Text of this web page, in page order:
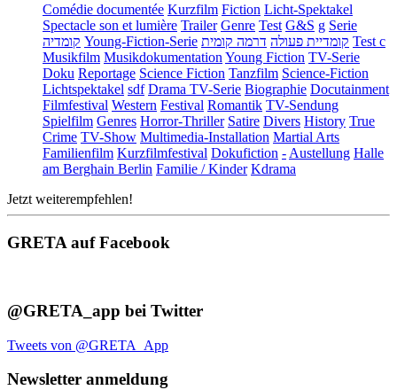
Comédie documentée Kurzfilm Fiction Licht-Spektakel
Spectacle son et lumière Trailer Genre Test G&S g Serie
קומדיה Young-Fiction-Serie קומדיית פעולה דרמה קומית
Test c
Musikfilm Musikdokumentation Young Fiction TV-Serie
Doku Reportage Science Fiction Tanzfilm Science-Fiction
Lichtspektakel sdf Drama TV-Serie Biographie Docutainment
Filmfestival Western Festival Romantik TV-Sendung
Spielfilm Genres Horror-Thriller Satire Divers History True
Crime TV-Show Multimedia-Installation Martial Arts
Familienfilm Kurzfilmfestival Dokufiction - Austellung Halle
am Berghain Berlin Familie / Kinder Kdrama
Jetzt weiterempfehlen!
GRETA auf Facebook
@GRETA_app bei Twitter
Tweets von @GRETA_App
Newsletter anmeldung